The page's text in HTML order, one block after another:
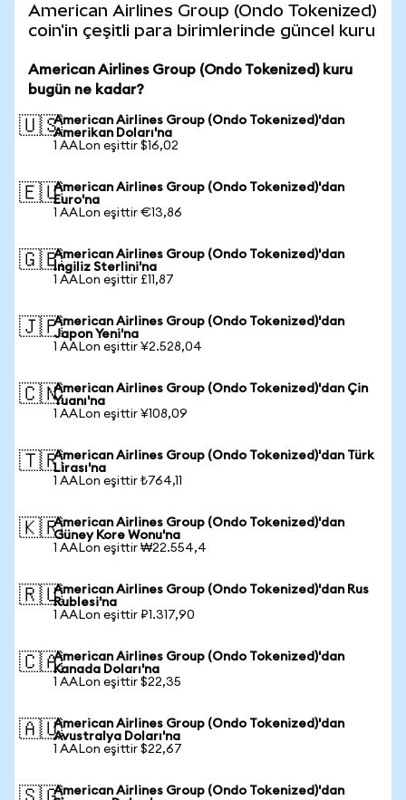
American Airlines Group (Ondo Tokenized)
coin'in çeşitli para birimlerinde güncel kuru
American Airlines Group (Ondo Tokenized) kuru
bugün ne kadar?
🇺🇸American Airlines Group (Ondo Tokenized)'dan
Amerikan Doları'na
1 AALon eşittir $16,02
🇪🇺American Airlines Group (Ondo Tokenized)'dan
Euro'na
1 AALon eşittir €13,86
🇬🇧American Airlines Group (Ondo Tokenized)'dan
İngiliz Sterlini'na
1 AALon eşittir £11,87
🇯🇵American Airlines Group (Ondo Tokenized)'dan
Japon Yeni'na
1 AALon eşittir ¥2.528,04
🇨🇳American Airlines Group (Ondo Tokenized)'dan Çin
Yuanı'na
1 AALon eşittir ¥108,09
🇹🇷American Airlines Group (Ondo Tokenized)'dan Türk
Lirası'na
1 AALon eşittir ₺764,11
🇰🇷American Airlines Group (Ondo Tokenized)'dan
Güney Kore Wonu'na
1 AALon eşittir ₩22.554,4
🇷🇺American Airlines Group (Ondo Tokenized)'dan Rus
Rublesi'na
1 AALon eşittir ₽1.317,90
🇨🇦American Airlines Group (Ondo Tokenized)'dan
Kanada Doları'na
1 AALon eşittir $22,35
🇦🇺American Airlines Group (Ondo Tokenized)'dan
Avustralya Doları'na
1 AALon eşittir $22,67
American Airlines Group (Ondo Tokenized)'dan